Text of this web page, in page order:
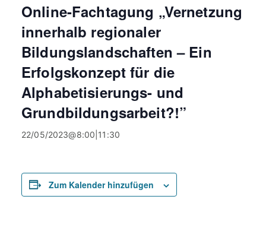
Online-Fachtagung „Vernetzung
innerhalb regionaler
Bildungslandschaften – Ein
Erfolgskonzept für die
Alphabetisierungs- und
Grundbildungsarbeit?!”
22/05/2023@8:00 11:30
Zum Kalender hinzufügen